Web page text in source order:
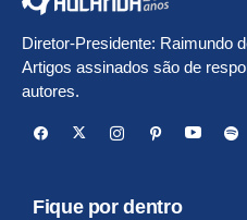
Diretor-Presidente: Raimundo
Artigos assinados são de
autores.
Fique por dentro